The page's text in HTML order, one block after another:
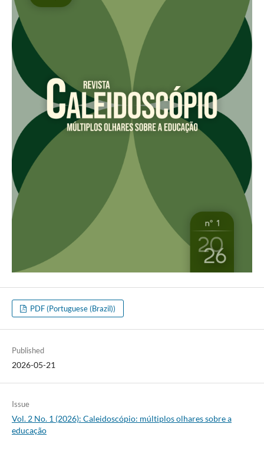
PDF (Portuguese (Brazil))
Published
2026-05-21
Issue
Vol. 2 No. 1 (2026): Caleidoscópio: múltiplos olhares sobre a
educação